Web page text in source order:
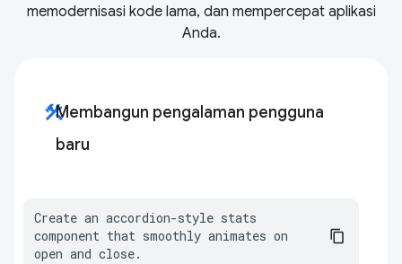
memodernisasi kode lama, dan mempercepat aplikasi
Anda.
constructionMembangun pengalaman pengguna
baru
Create an accordion-style stats
component that smoothly animates on
open and close.